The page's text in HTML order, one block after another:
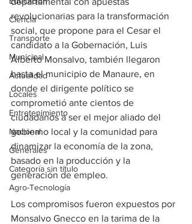
Ciencia
Transporte
Municipal
Actualidad
Locales
Entretenimiento
Nacional
Generales
Categoría sin título
Agro-Tecnología
revolucionarias para la transformación
social, que propone para el Cesar el
candidato a la Gobernación, Luis
Alberto Monsalvo, también llegaron
hasta el municipio de Manaure, en
donde el dirigente político se
comprometió ante cientos de
ciudadanos a ser el mejor aliado del
gobierno local y la comunidad para
dinamizar la economía de la zona,
basado en la producción y la
generación de empleo.
Los compromisos fueron expuestos por
Monsalvo Gnecco en la tarima de la